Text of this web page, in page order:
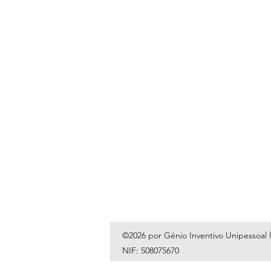
©2026 por Génio Inventivo Unipessoal
NIF: 508075670